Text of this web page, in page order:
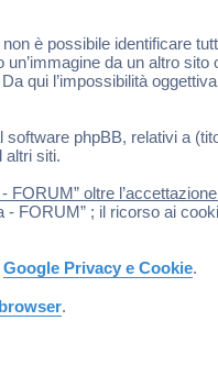
è possibile identificare
da un altro sito
qui l’impossibilità
software phpBB, relativi a
altri siti.
oltre
- FORUM” ; il ricorso ai
Google Privacy e Cookie.
.